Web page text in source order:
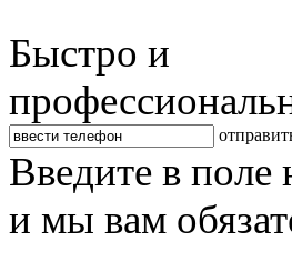
Быстро и
Введите в поле
и мы вам